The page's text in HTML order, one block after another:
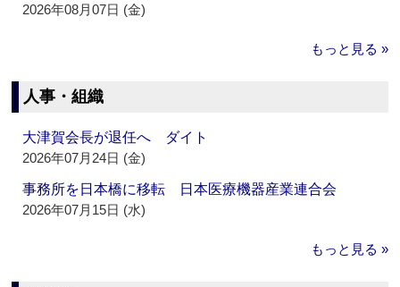
2026年08月07日 (金)
もっと見る »
人事・組織
大津賀会長が退任へ ダイト
2026年07月24日 (金)
事務所を日本橋に移転 日本医療機器産業連合会
2026年07月15日 (水)
もっと見る »